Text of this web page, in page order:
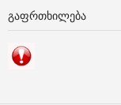
ᲒᲐᲤᲠᲗᲮᲘᲚᲔᲑᲐ